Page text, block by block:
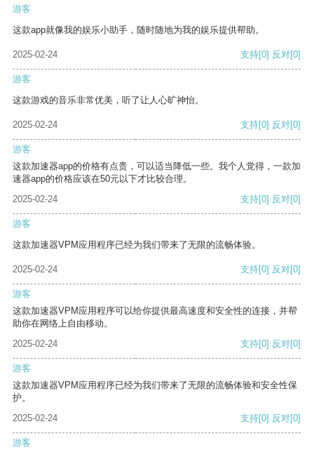
游客
这款app就像我的娱乐小助手，随时随地为我的娱乐提供帮助。
2025-02-24 支持[0] 反对[0]
游客
这款游戏的音乐非常优美，听了让人心旷神怡。
2025-02-24 支持[0] 反对[0]
游客
这款加速器app的价格有点贵，可以适当降低一些。我个人觉得，一款加
速器app的价格应该在50元以下才比较合理。
2025-02-24
支持[0] 反对[0]
游客
这款加速器VPM应用程序已经为我们带来了无限的流畅体验。
2025-02-24 支持[0] 反对[0]
游客
这款加速器VPM应用程序可以给你提供最高速度和安全性的连接，并帮
助你在网络上自由移动。
2025-02-24
支持[0] 反对[0]
游客
这款加速器VPM应用程序已经为我们带来了无限的流畅体验和安全性保
护。
2025-02-24
支持[0] 反对[0]
游客